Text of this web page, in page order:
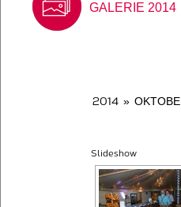
GALERIE 2014
2014 »
Slideshow